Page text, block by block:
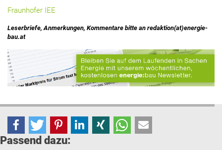
Fraunhofer IEE
Leserbriefe, Anmerkungen, Kommentare bitte an redaktion(at)energie-
bau.at
Passend dazu: